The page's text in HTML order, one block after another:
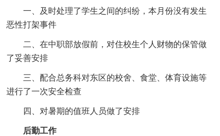
一、及时处理了学生之间的纠纷，本月份没有发生
恶性打架事件
二、在中职部放假前，对住校生个人财物的保管做
了妥善安排
三、配合总务科对东区的校舍、食堂、体育设施等
进行了一次安全检查
四、对暑期的值班人员做了安排
后勤工作